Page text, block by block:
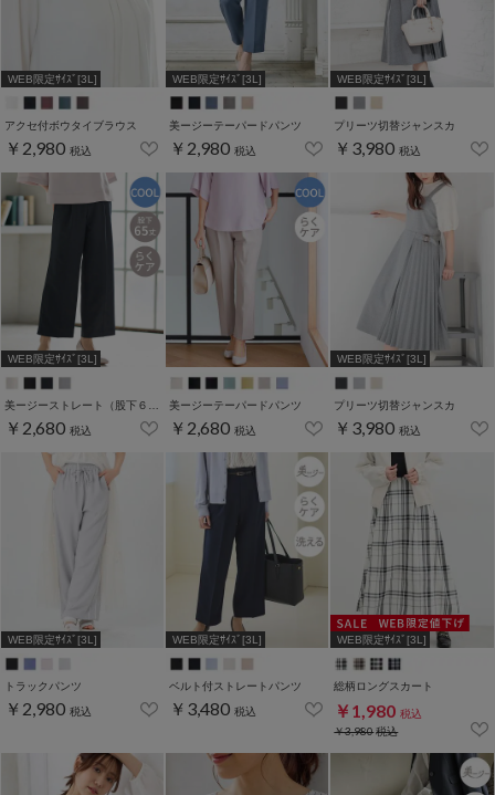
WEB限定ｻｲｽﾞ[3L]
アクセ付ボウタイブラウス
￥2,980 税込
WEB限定ｻｲｽﾞ[3L]
美ージーテーパードパンツ
￥2,980 税込
WEB限定ｻｲｽﾞ[3L]
プリーツ切替ジャンスカ
￥3,980 税込
WEB限定ｻｲｽﾞ[3L]
￥2,680 税込
美ージーテーパードパンツ
￥2,680 税込
WEB限定ｻｲｽﾞ[3L]
プリーツ切替ジャンスカ
￥3,980 税込
WEB限定ｻｲｽﾞ[3L]
トラックパンツ
￥2,980 税込
WEB限定ｻｲｽﾞ[3L]
ベルト付ストレートパンツ
￥3,480 税込
WEB限定ｻｲｽﾞ[3L]
総柄ロングスカート
￥1,980 税込
￥3,980税込